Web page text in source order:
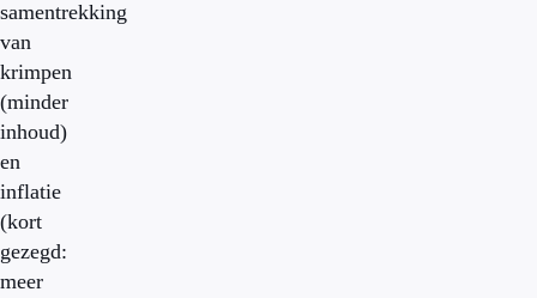
samentrekking
van
krimpen
(minder
inhoud)
en
inflatie
(kort
gezegd:
meer